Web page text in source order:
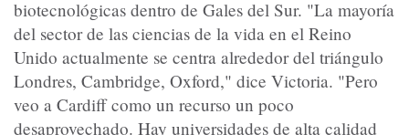
biotecnológicas dentro de Gales del Sur. "La mayoría
del sector de las ciencias de la vida en el Reino
Unido actualmente se centra alrededor del triángulo
Londres, Cambridge, Oxford," dice Victoria. "Pero
veo a Cardiff como un recurso un poco
desaprovechado. Hay universidades de alta calidad